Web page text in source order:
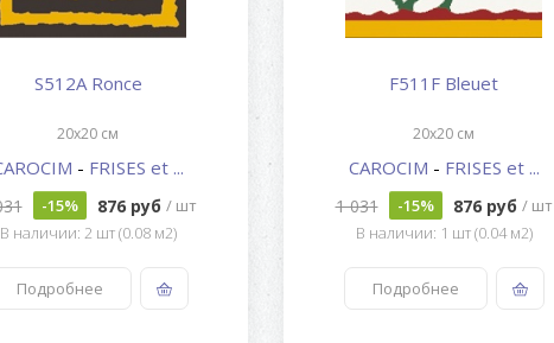
S512A Ronce
20x20 см
- FRISES et ...
-15% 876 руб / шт
В наличии: 2 шт (0.08 м2)
Подробнее
F511F Bleuet
20x20 см
CAROCIM - FRISES et ...
1 031 -15% 876 руб / шт
В наличии: 1 шт (0.04 м2)
Подробнее